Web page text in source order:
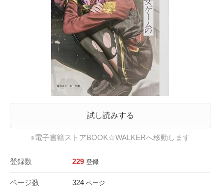
試し読みする
※電子書籍ストアBOOK☆WALKERへ移動します
登録数 229 登録
ページ数 324 ページ